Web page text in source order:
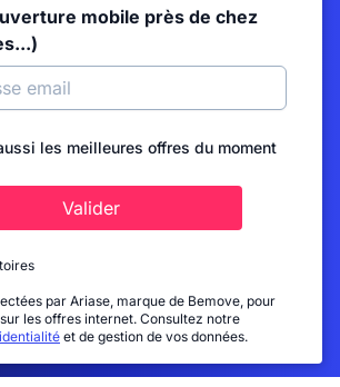
mobile près de chez
les meilleures offres du moment
Valider
par Ariase, marque de Bemove, pour
les offres internet. Consultez notre
et de gestion de vos données.